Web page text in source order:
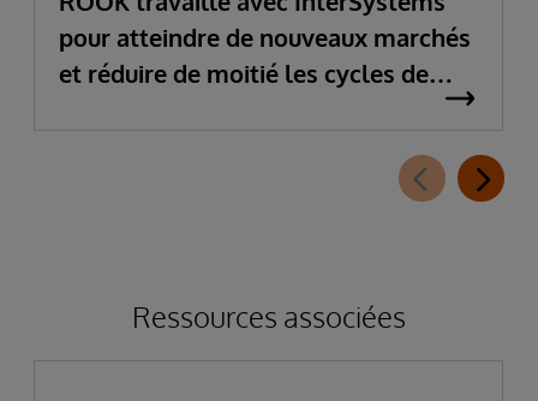
Des applications pour un Internet des Objets
sains
Fournir des quantités massives de données
pour atteindre de nouveaux marchés
et réduire de moitié les cycles de
Ressources associées